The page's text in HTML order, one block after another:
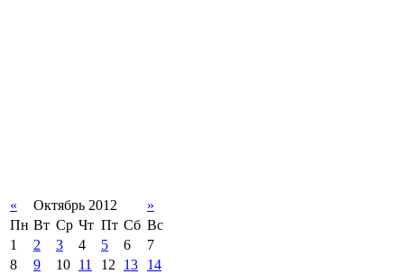
« Октябрь 2012
»
Пн Вт Ср Чт Пт Сб Вс
1
2 3 4 5 6
7
8
9 10 11 12 13
14